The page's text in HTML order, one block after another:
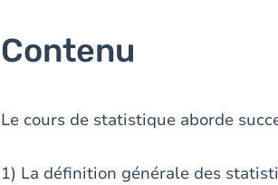
Contenu
Le cours de statistique aborde
1) La définition générale des